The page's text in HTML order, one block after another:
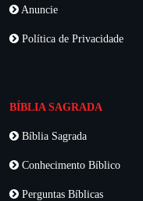
Anuncie
Política de Privacidade
BÍBLIA SAGRADA
Bíblia Sagrada
Conhecimento Bíblico
Perguntas Bíblicas